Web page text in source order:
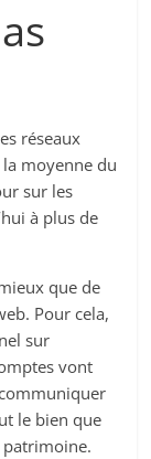
réseaux
moyenne du
sur les
à plus de
que de
Pour cela,
sur
vont
le bien que